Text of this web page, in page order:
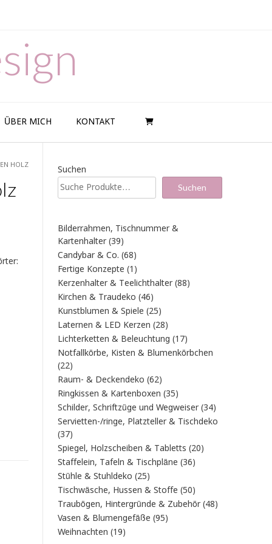
ÜBER MICH KONTAKT
HOLZ Suchen
Suchen
Bilderrahmen, Tischnummer &
Kartenhalter 3939
Produkte
Candybar & Co. 6868
Produkte
Fertige Konzepte 1 1
Produkt
Kerzenhalter & Teelichthalter 8888
Kirchen & Traudeko 4646
Produkte
Kunstblumen & Spiele 2525
Produkte
Laternen & LED Kerzen 2828
Produkte
Lichterketten & Beleuchtung 1717
Produkte
Notfallkörbe, Kisten & Blumenkörbchen
2222
Produkte
Raum- & Deckendeko 6262
Produkte
Ringkissen & Kartenboxen 3535
Produkte
Schilder, Schriftzüge und Wegweiser 3434
Produkte
Servietten-/ringe, Platzteller & Tischdeko
3737
Produkte
Spiegel, Holzscheiben & Tabletts 2020
Staffelein, Tafeln & Tischpläne 3636
Stühle & Stuhldeko 2525
Produkte
Tischwäsche, Hussen & Stoffe 5050
Produkte
Traubögen, Hintergründe & Zubehör 4848
Vasen & Blumengefäße 9595
Weihnachten 1919